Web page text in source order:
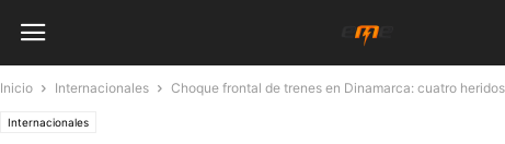
Inicio Internacionales Choque frontal de trenes en Dinamarca: cuatro
Internacionales